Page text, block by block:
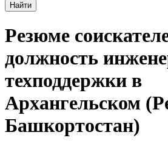
Найти
Резюме
должность
техподдержки в
Архангельском
Башкортостан)